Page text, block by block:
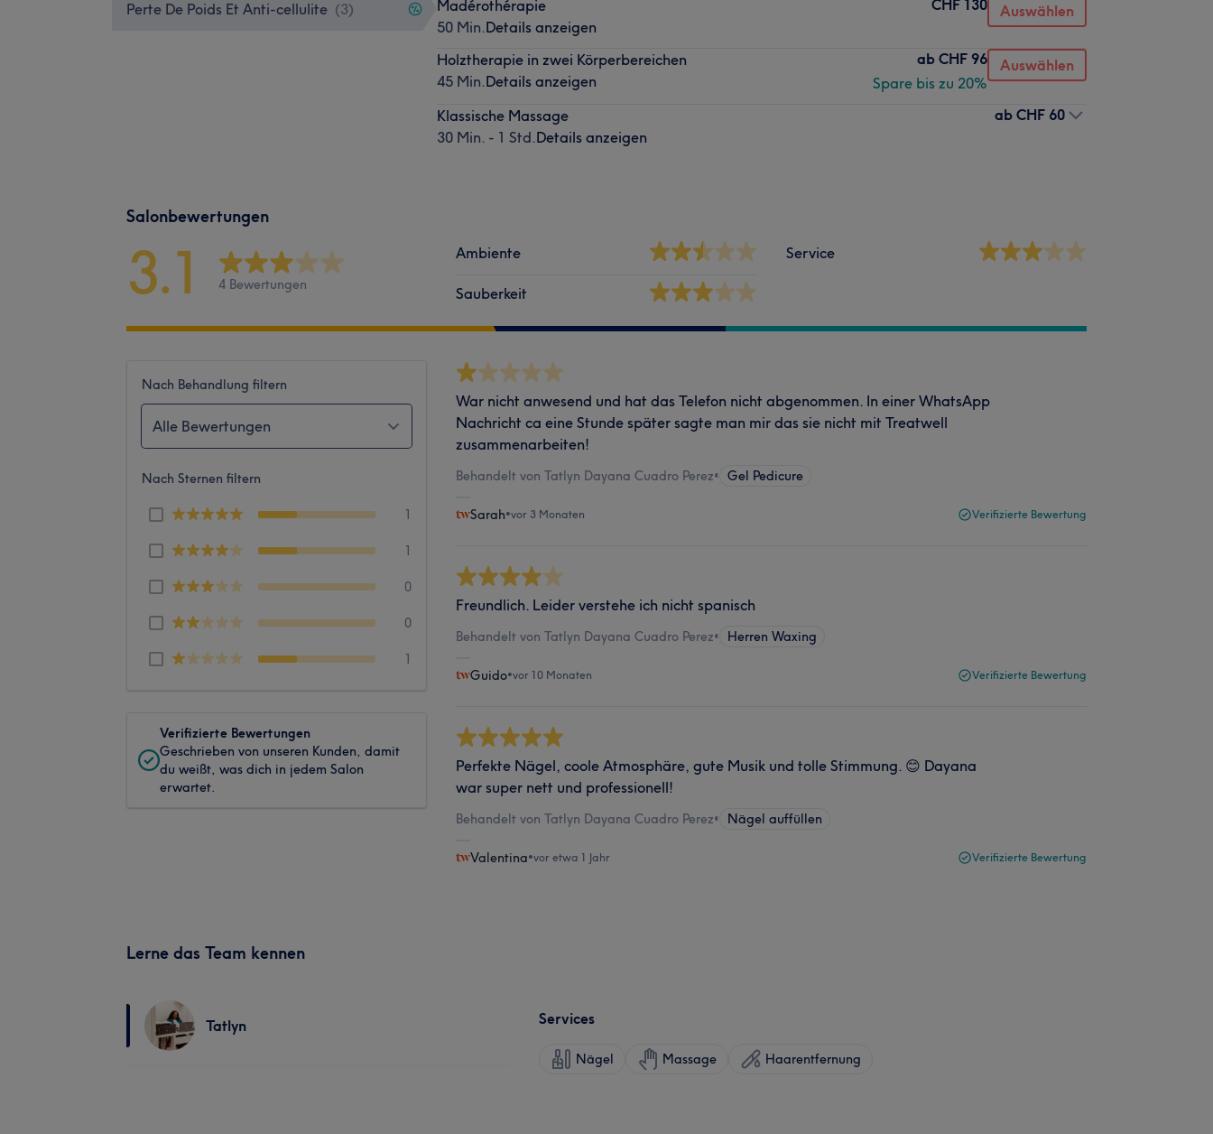
Perte De Poids Et Anti-cellulite (3)
Madérothérapie
50 Min.Details anzeigen
CHF 130 Auswählen
Holztherapie in zwei Körperbereichen
45 Min.Details anzeigen
ab CHF 96
Spare bis zu 20%
Auswählen
Klassische Massage
30 Min. - 1 Std.Details anzeigen
ab CHF 60
Salonbewertungen
3.1 4 Bewertungen
Ambiente
Sauberkeit
Service
Nach Behandlung filtern
Alle Bewertungen
Nach Sternen filtern
1
1
0
0
1
Verifizierte Bewertungen
Geschrieben von unseren Kunden, damit
du weißt, was dich in jedem Salon
erwartet.
War nicht anwesend und hat das Telefon nicht abgenommen. In einer WhatsApp
Nachricht ca eine Stunde später sagte man mir das sie nicht mit Treatwell
zusammenarbeiten!
Behandelt von Tatlyn Dayana Cuadro Perez• Gel Pedicure
Sarah•vor 3 Monaten Verifizierte Bewertung
Freundlich. Leider verstehe ich nicht spanisch
Behandelt von Tatlyn Dayana Cuadro Perez• Herren Waxing
Guido•vor 10 Monaten Verifizierte Bewertung
Perfekte Nägel, coole Atmosphäre, gute Musik und tolle Stimmung. 😊 Dayana
war super nett und professionell!
Behandelt von Tatlyn Dayana Cuadro Perez• Nägel auffüllen
Valentina•vor etwa 1 Jahr Verifizierte Bewertung
Lerne das Team kennen
Tatlyn Services
Nägel Massage Haarentfernung